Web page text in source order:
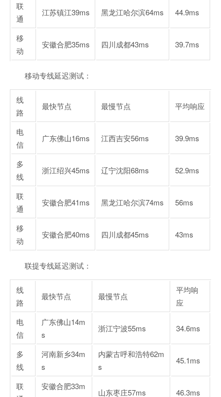
联
通
江苏镇江39ms 黑龙江哈尔滨64ms 44.9ms
移
动
安徽合肥35ms 四川成都43ms 39.7ms
移动专线延迟测试：
线
路
最快节点 最慢节点 平均响应
电
信
广东佛山16ms 江西吉安56ms 39.9ms
多
线
浙江绍兴45ms 辽宁沈阳68ms 52.9ms
联
通
安徽合肥41ms 黑龙江哈尔滨74ms 56ms
移
动
安徽合肥40ms 四川成都45ms 43ms
联提专线延迟测试：
线
路
最快节点 最慢节点
平均响
应
电
信
广东佛山14m
s
浙江宁波55ms 34.6ms
多
线
河南新乡34m
s
内蒙古呼和浩特62m
s
45.1ms
联
安徽合肥33m
山东枣庄57ms 46.3ms